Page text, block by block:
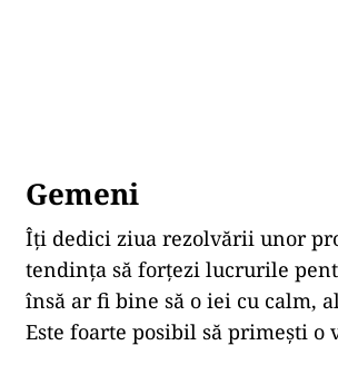
Gemeni
Îți dedici ziua rezolvării unor
tendința să forțezi lucrurile
însă ar fi bine să o iei cu calm,
Este foarte posibil să primești o